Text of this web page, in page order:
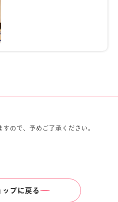
ので、予めご了承ください。
プに戻る